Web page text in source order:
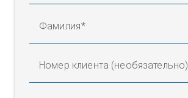
Фамилия
Номер клиента (необязательно)